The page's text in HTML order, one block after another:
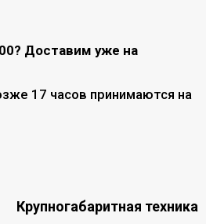
Доставим уже на
17 часов принимаются на
Крупногабаритная техника